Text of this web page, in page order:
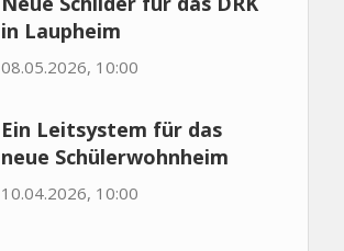
in Laupheim
08.05.2026, 10:00
Ein Leitsystem für das
neue Schülerwohnheim
10.04.2026, 10:00